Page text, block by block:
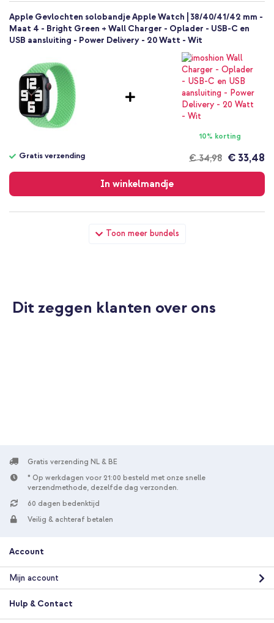
Toon meer bundels
Apple Gevlochten solobandje Apple Watch | 38/40/41/42 mm -
Maat 4 - Bright Green + Wall Charger - Oplader - USB-C en
USB aansluiting - Power Delivery - 20 Watt - Wit
10% korting
€ 34,98
Gratis verzending € 33,48
In winkelmandje
verzending
Apple Gevlochten solobandje Apple Watch | 38/40/41/42 mm -
Maat 4 - Bright Green + Full Cover Hardcase Apple Watch 4 / 5
Dit zeggen klanten over ons
Gratis verzending NL & BE
* Op werkdagen voor 21:00 besteld met onze snelle
verzendmethode, dezelfde dag verzonden.
60 dagen bedenktijd
Veilig & achteraf betalen
Account
Mijn account
Hulp & Contact